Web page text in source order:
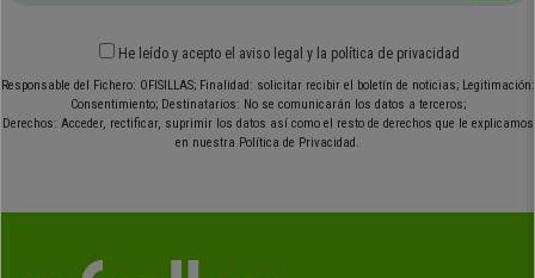
He leído y acepto el aviso legal y la política de privacidad
Responsable del Fichero: OFISILLAS; Finalidad: solicitar recibir el boletín de noticias; Legitimación:
Consentimiento; Destinatarios: No se comunicarán los datos a terceros;
Derechos: Acceder, rectificar, suprimir los datos así como el resto de derechos que le explicamos
en nuestra Política de Privacidad.